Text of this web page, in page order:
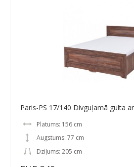
Paris-PS 17/140 Divguļamā gulta
Platums: 156 cm
Augstums: 77 cm
Dziļums: 205 cm